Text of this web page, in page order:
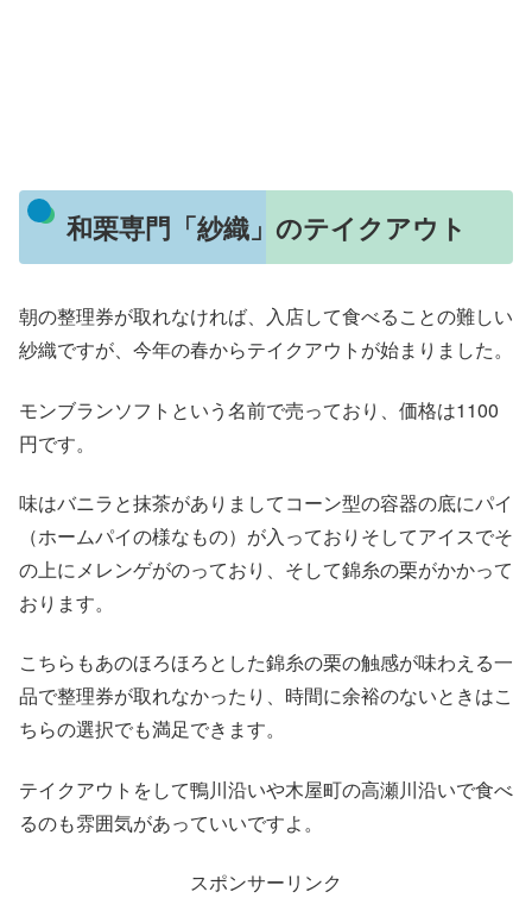
和栗専門「紗織」のテイクアウト
朝の整理券が取れなければ、入店して食べることの難しい
紗織ですが、今年の春からテイクアウトが始まりました。
モンブランソフトという名前で売っており、価格は1100
円です。
味はバニラと抹茶がありましてコーン型の容器の底にパイ
（ホームパイの様なもの）が入っておりそしてアイスでそ
の上にメレンゲがのっており、そして錦糸の栗がかかって
おります。
こちらもあのほろほろとした錦糸の栗の触感が味わえる一
品で整理券が取れなかったり、時間に余裕のないときはこ
ちらの選択でも満足できます。
テイクアウトをして鴨川沿いや木屋町の高瀬川沿いで食べ
るのも雰囲気があっていいですよ。
スポンサーリンク